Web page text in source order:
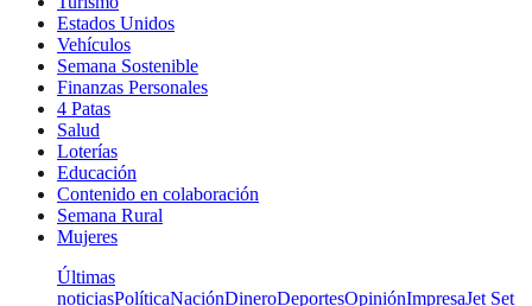
Estados Unidos
Vehículos
Semana Sostenible
Finanzas Personales
4 Patas
Salud
Loterías
Educación
Contenido en colaboración
Semana Rural
Mujeres
Últimas
noticiasPolíticaNaciónDineroDeportesOpiniónImpresaJet Set